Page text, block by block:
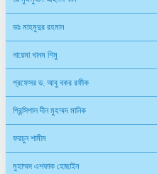
ডাঃ মাহমুদুর রহমান
নায়েমা খানম শিমু
প্রফেসর ড. আবু বকর রফীক
প্রিন্সিপাল দীন মুহম্মদ মানিক
ফরচুন শামীম
মুহাম্মদ এশফাক হোছাইন